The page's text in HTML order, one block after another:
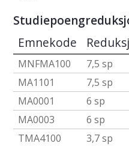
Emnekode
MNFMA100
7,5 sp
MA1101
7,5 sp
MA0001
6 sp
MA0003
6 sp
TMA4100
3,7 sp